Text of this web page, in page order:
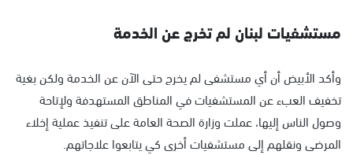
مستشفيات لبنان لم تخرج عن الخدمة
وأكد الأبيض أن أي مستشفى لم يخرج حتى الآن عن الخدمة ولكن بغية
تخفيف العبء عن المستشفيات في المناطق المستهدفة ولإتاحة
وصول الناس إليها، عملت وزارة الصحة العامة على تنفيذ عملية إخلاء
المرضى ونقلهم إلى مستشفيات أخرى كي يتابعوا علاجاتهم.